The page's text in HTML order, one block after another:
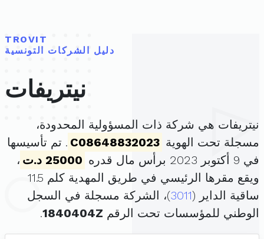
TROVIT
دليل الشركات التونسية
نيتريفات
نيتريفات هي شركة ذات المسؤولية المحدودة،
مسجلة تحت الهوية C08648832023 . تم تأسيسها
في 9 أكتوبر 2023 برأس مال قدره
25000 د.ت
،
ويقع مقرها الرئيسي في طريق المهدية كلم 11.5
ساقية الداير (3011)، الشركة مسجلة في السجل
الوطني للمؤسسات تحت الرقم 1840404Z
.